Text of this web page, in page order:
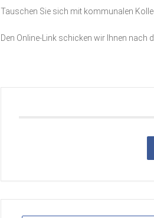
Tauschen Sie sich mit kommunalen
Den Online-Link schicken wir Ihnen nach